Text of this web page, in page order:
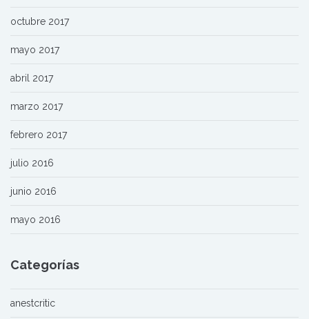
octubre 2017
mayo 2017
abril 2017
marzo 2017
febrero 2017
julio 2016
junio 2016
mayo 2016
Categorías
anestcritic